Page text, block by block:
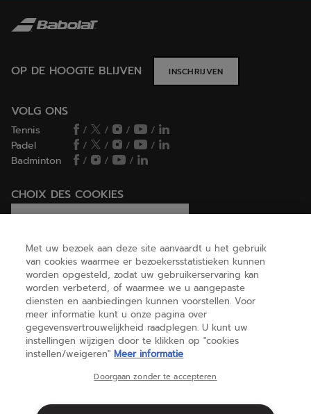
OP DE HOOGTE BLIJVEN INSCHRIJVEN
VOLG ONS
Tennis / / /
/
Padel
/ / /
/
Badminton
/ / /
CHOIX DES COOKIES
HELP
OVER ONS
(nederlands)
Met uw bezoek aan deze site aanvaardt u het gebruik
van cookies waarmee er bezoekersstatistieken kunnen
worden opgesteld, zodat uw gebruikerservaring kan
worden verbeterd, of waarmee we u aangepaste
diensten en aanbiedingen kunnen voorstellen. Voor
meer informatie kunt u onze pagina over
gegevensvertrouwelijkheid raadplegen. U kunt uw
instellingen wijzigen door te klikken op "cookies
instellen/weigeren" Meer informatie
Doorgaan zonder te accepteren